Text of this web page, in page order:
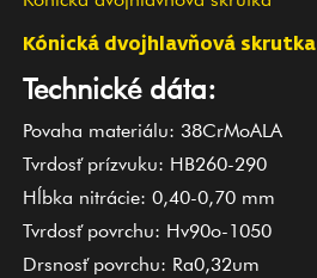
Kónická dvojhlavňová skrutka
Technické dáta:
Povaha materiálu: 38CrMoALA
Tvrdosť prízvuku: HB260-290
Hĺbka nitrácie: 0,40-0,70 mm
Tvrdosť povrchu: Hv90o-1050
Drsnosť povrchu: Ra0,32um